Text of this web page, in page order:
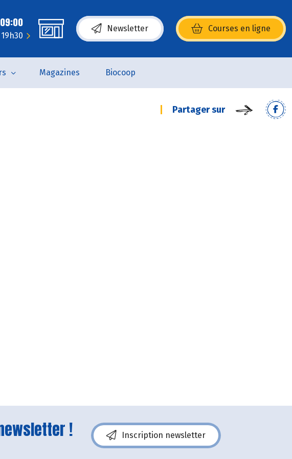
Newsletter Courses en ligne
(s’ouvre dans une nouvelle fenêtre)
Magazines Biocoop
Partager sur
! Inscription newsletter